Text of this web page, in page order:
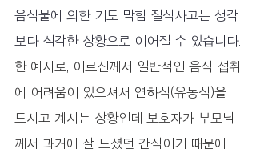
음식물에 의한 기도 막힘 질식사고는 생각
보다 심각한 상황으로 이어질 수 있습니다.
한 예시로, 어르신께서 일반적인 음식 섭취
에 어려움이 있으셔서 연하식(유동식)을
드시고 계시는 상황인데 보호자가 부모님
께서 과거에 잘 드셨던 간식이기 때문에